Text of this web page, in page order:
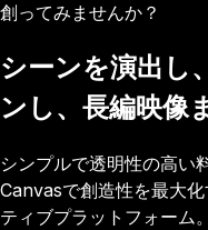
創ってみませんか？
シーンを演出し
ンし、長編映像
シンプルで透明性の高い
Canvasで創造性を最大
ティブプラットフォーム。